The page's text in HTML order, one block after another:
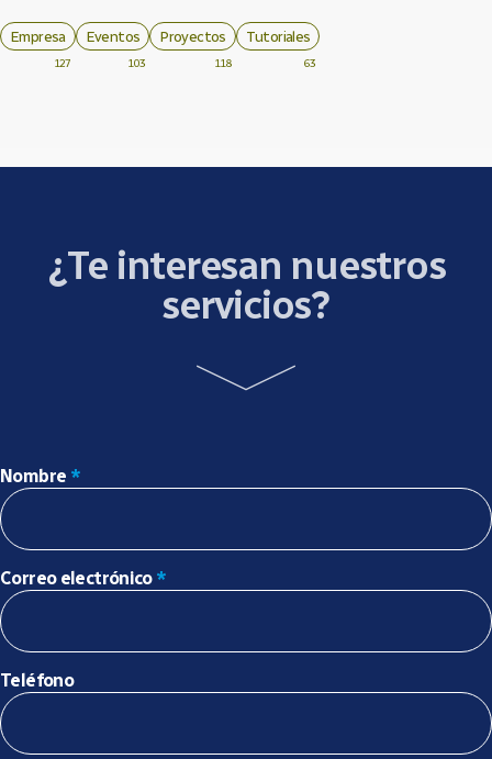
Empresa
127
Eventos
103
Proyectos
118
Tutoriales
63
¿Te interesan nuestros
servicios?
Nombre *
Correo electrónico *
Teléfono